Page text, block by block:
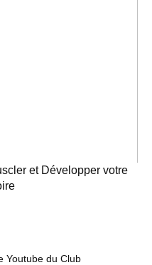
et Développer votre
Youtube du Club